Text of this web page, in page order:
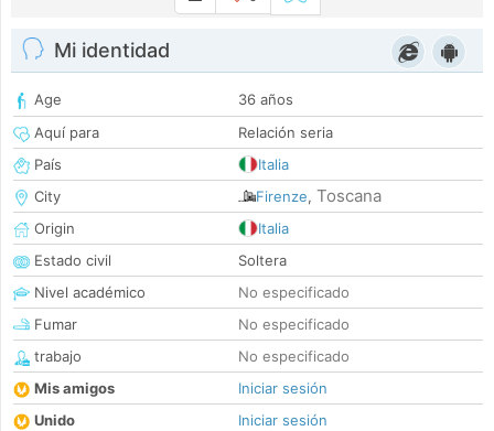
Mi identidad
Age
36 años
Aquí para
Relación seria
País
Italia
City
Firenze, Toscana
Origin
Italia
Estado civil
Soltera
Nivel académico
No especificado
Fumar
No especificado
trabajo
No especificado
Mis amigos
Iniciar sesión
Unido
Iniciar sesión